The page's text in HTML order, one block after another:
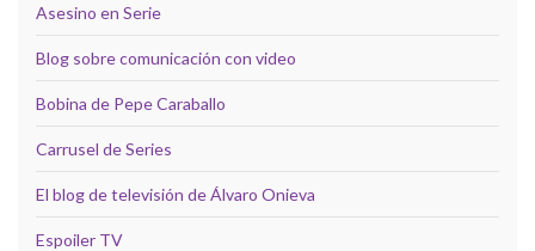
Asesino en Serie
Blog sobre comunicación con video
Bobina de Pepe Caraballo
Carrusel de Series
El blog de televisión de Álvaro Onieva
Espoiler TV